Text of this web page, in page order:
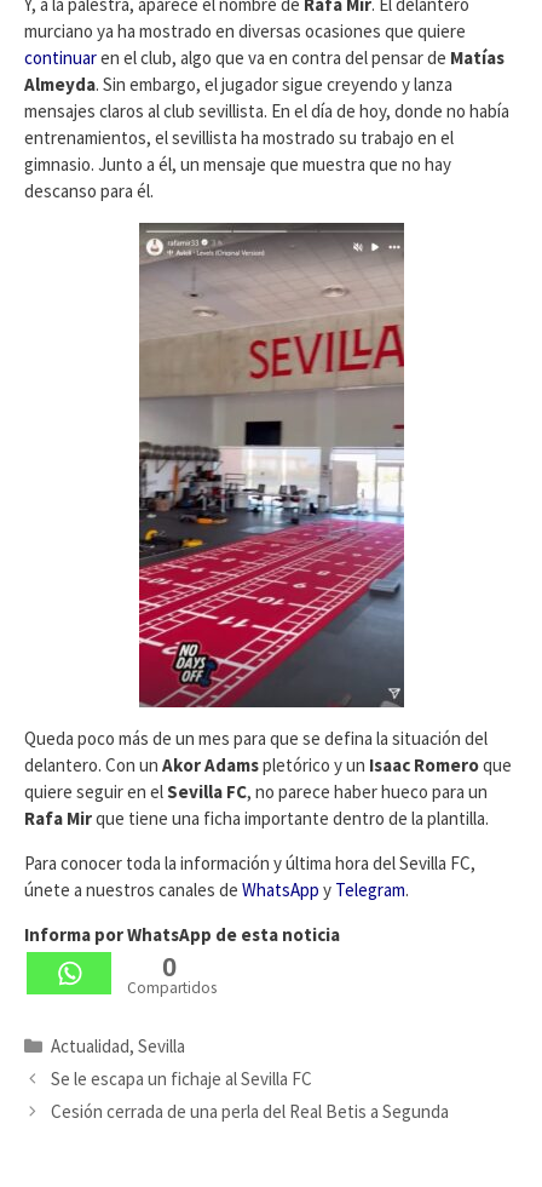
Y, a la palestra, aparece el nombre de Rafa Mir. El delantero
murciano ya ha mostrado en diversas ocasiones que quiere
continuaren el club, algo que va en contra del pensar de Matías
Almeyda. Sin embargo, el jugador sigue creyendo y lanza
mensajes claros al club sevillista. En el día de hoy, donde no había
entrenamientos, el sevillista ha mostrado su trabajo en el
gimnasio. Junto a él, un mensaje que muestra que no hay
descanso para él.
Queda poco más de un mes para que se defina la situación del
delantero. Con un Akor Adamspletórico y un Isaac Romeroque
quiere seguir en elSevilla FC, no parece haber hueco para un
Rafa Mirque tiene una ficha importante dentro de la plantilla.
Para conocer toda la información y última hora del Sevilla FC,
únete a nuestros canales de WhatsApp y Telegram.
Informa por WhatsApp de esta noticia
0
Compartidos
Categorías
Actualidad, Sevilla
Se le escapa un fichaje al Sevilla FC
Cesión cerrada de una perla del Real Betis a Segunda